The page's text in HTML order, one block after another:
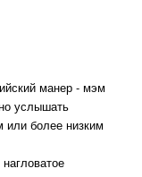
манер - мэм
услышать
или более низким